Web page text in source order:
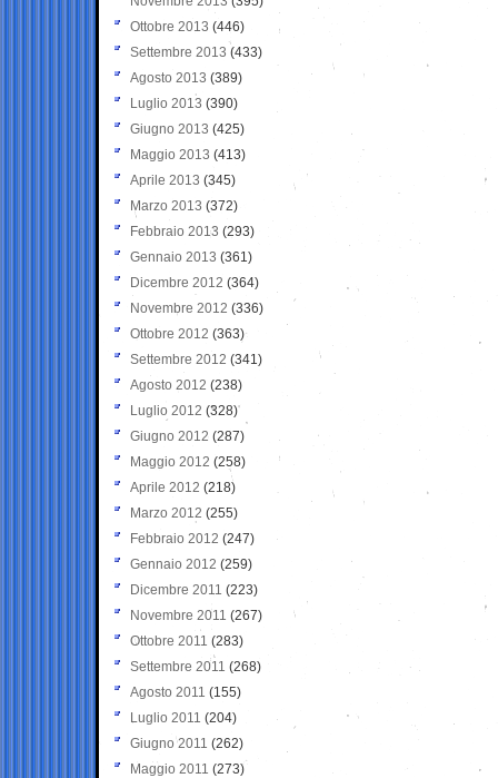
Ottobre 2013 (446)
Settembre 2013 (433)
Agosto 2013 (389)
Luglio 2013 (390)
Giugno 2013 (425)
Maggio 2013 (413)
Aprile 2013 (345)
Marzo 2013 (372)
Febbraio 2013 (293)
Gennaio 2013 (361)
Dicembre 2012 (364)
Novembre 2012 (336)
Ottobre 2012 (363)
Settembre 2012 (341)
Agosto 2012 (238)
Luglio 2012 (328)
Giugno 2012 (287)
Maggio 2012 (258)
Aprile 2012 (218)
Marzo 2012 (255)
Febbraio 2012 (247)
Gennaio 2012 (259)
Dicembre 2011 (223)
Novembre 2011 (267)
Ottobre 2011 (283)
Settembre 2011 (268)
Agosto 2011 (155)
Luglio 2011 (204)
Giugno 2011 (262)
Maggio 2011 (273)